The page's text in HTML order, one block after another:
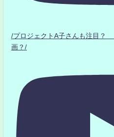
/プロジェクトA子さんも注目
画？/